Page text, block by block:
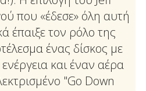
που «έδεσε» όλη αυτή
έπαιξε τον ρόλο της
ένας δίσκος με
και έναν αέρα
"Go Down